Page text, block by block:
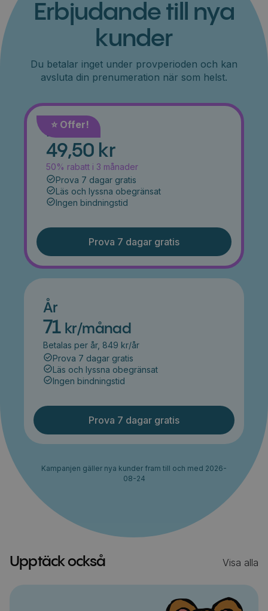
Erbjudande till nya
kunder
Du betalar inget under provperioden och kan
avsluta din prenumeration när som helst.
⭐️ Offer!
Månad
49,50 kr
50% rabatt i 3 månader
Prova 7 dagar gratis
Läs och lyssna obegränsat
Ingen bindningstid
Prova 7 dagar gratis
År
71 kr/månad
Betalas per år, 849 kr/år
Prova 7 dagar gratis
Läs och lyssna obegränsat
Ingen bindningstid
Prova 7 dagar gratis
Kampanjen gäller nya kunder fram till och med 2026-
08-24
Upptäck också Visa alla